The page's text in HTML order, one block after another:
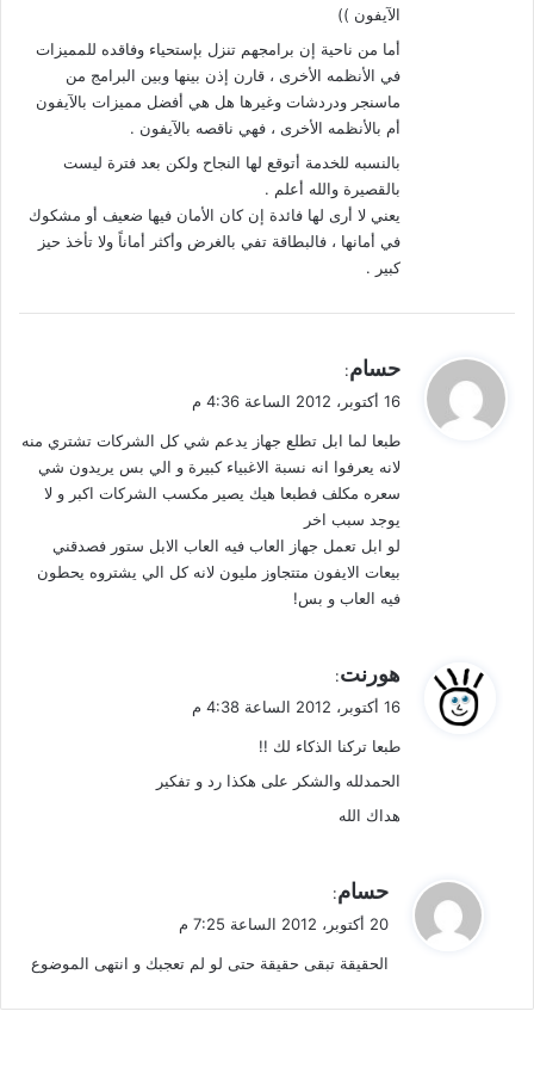
الآيفون ))
أما من ناحية إن برامجهم تنزل بإستحياء وفاقده للمميزات
في الأنظمه الأخرى ، قارن إذن بينها وبين البرامج من
ماسنجر ودردشات وغيرها هل هي أفضل مميزات بالآيفون
أم بالأنظمه الأخرى ، فهي ناقصه بالآيفون .
بالنسبه للخدمة أتوقع لها النجاح ولكن بعد فترة ليست
بالقصيرة والله أعلم .
يعني لا أرى لها فائدة إن كان الأمان فيها ضعيف أو مشكوك
في أمانها ، فالبطاقة تفي بالغرض وأكثر أماناً ولا تأخذ حيز
كبير .
ي
ل
حسام:
16 أكتوبر، 2012 الساعة 4:36 م
طبعا لما ابل تطلع جهاز يدعم شي كل الشركات تشتري منه
لانه يعرفوا انه نسبة الاغبياء كبيرة و الي بس يريدون شي
سعره مكلف فطبعا هيك يصير مكسب الشركات اكبر و لا
يوجد سبب اخر
لو ابل تعمل جهاز العاب فيه العاب الابل ستور فصدقني
بيعات الايفون متتجاوز مليون لانه كل الي يشتروه يحطون
فيه العاب و بس!
ل
هورنت:
16 أكتوبر، 2012 الساعة 4:38 م
طبعا تركنا الذكاء لك !!
الحمدلله والشكر على هكذا رد و تفكير
هداك الله
ي
ل
حسام:
20 أكتوبر، 2012 الساعة 7:25 م
الحقيقة تبقى حقيقة حتى لو لم تعجبك و انتهى الموضوع